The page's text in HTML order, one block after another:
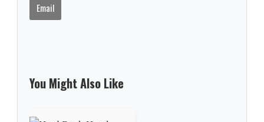
Email
You Might Also Like